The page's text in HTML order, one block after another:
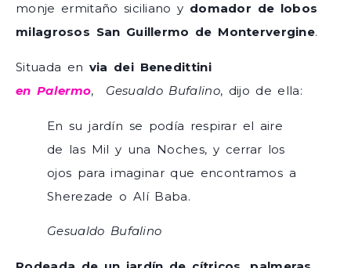
monje ermitaño siciliano y domador de lobos
milagrosos San Guillermo de Montervergine.
Situada en via dei Benedittini
en Palermo, Gesualdo Bufalino, dijo de ella:
En su jardín se podía respirar el aire
de las Mil y una Noches, y cerrar los
ojos para imaginar que encontramos a
Sherezade o Alí Baba.
Gesualdo Bufalino